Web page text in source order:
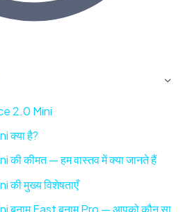
2.0 Mini
क्या है?
कीमत — हम वास्तव में क्या जानते हैं
मुख्य विशेषताएँ
बनाम Fast बनाम Pro — आपको कौन सा